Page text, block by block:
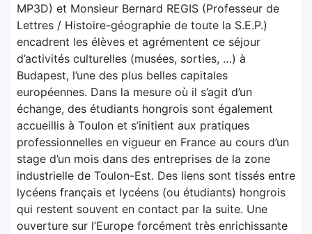
MP3D) et Monsieur Bernard REGIS (Professeur de
Lettres / Histoire-géographie de toute la S.E.P.)
encadrent les élèves et agrémentent ce séjour
d’activités culturelles (musées, sorties, …) à
Budapest, l’une des plus belles capitales
européennes. Dans la mesure où il s’agit d’un
échange, des étudiants hongrois sont également
accueillis à Toulon et s’initient aux pratiques
professionnelles en vigueur en France au cours d’un
stage d’un mois dans des entreprises de la zone
industrielle de Toulon-Est. Des liens sont tissés entre
lycéens français et lycéens (ou étudiants) hongrois
qui restent souvent en contact par la suite. Une
ouverture sur l’Europe forcément très enrichissante